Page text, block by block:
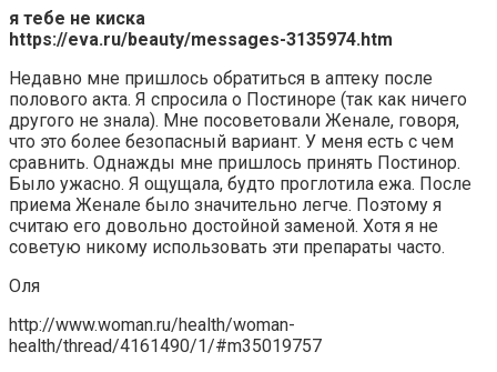
я тебе не киска
https://eva.ru/beauty/messages-3135974.htm
Недавно мне пришлось обратиться в аптеку после
полового акта. Я спросила о Постиноре (так как ничего
другого не знала). Мне посоветовали Женале, говоря,
что это более безопасный вариант. У меня есть с чем
сравнить. Однажды мне пришлось принять Постинор.
Было ужасно. Я ощущала, будто проглотила ежа. После
приема Женале было значительно легче. Поэтому я
считаю его довольно достойной заменой. Хотя я не
советую никому использовать эти препараты часто.
Оля
http://www.woman.ru/health/woman-
health/thread/4161490/1/#m35019757